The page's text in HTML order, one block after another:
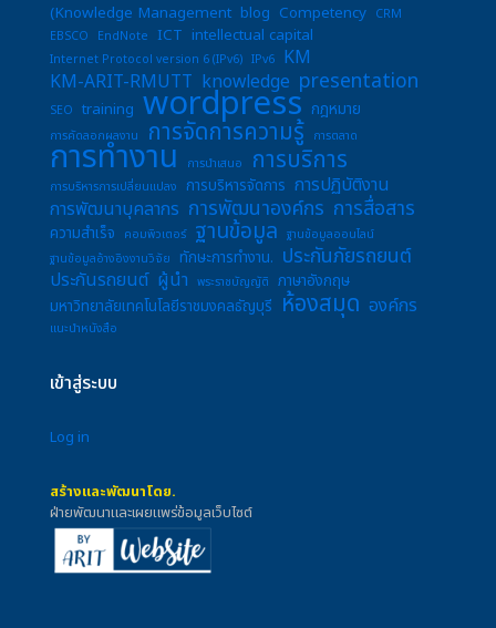
(Knowledge Management blog Competency CRM
EBSCO
EndNote ICT intellectual capital
Internet Protocol version 6 (IPv6) IPv6 KM
KM-ARIT-RMUTT knowledge presentation
SEO training wordpress กฎหมาย
การคัดลอกผลงาน การจัดการความรู้ การตลาด
การทำงาน การนำเสนอ การบริการ
การบริหารการเปลี่ยนแปลง การบริหารจัดการ การปฏิบัติงาน
การพัฒนาบุคลากร การพัฒนาองค์กร การสื่อสาร
ความสำเร็จ คอมพิวเตอร์ ฐานข้อมูล ฐานข้อมูลออนไลน์
ฐานข้อมูลอ้างอิงงานวิจัย
ทักษะการทำงาน. ประกันภัยรถยนต์
ประกันรถยนต์ ผู้นำ พระราชบัญญัติ ภาษาอังกฤษ
มหาวิทยาลัยเทคโนโลยีราชมงคลธัญบุรี ห้องสมุด องค์กร
แนะนำหนังสือ
เข้าสู่ระบบ
Log in
สร้างและพัฒนาโดย.
ฝ่ายพัฒนาและเผยแพร่ข้อมูลเว็บไซต์